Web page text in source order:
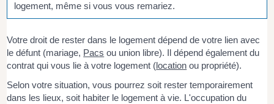
logement, même si vous vous remariez.
Votre droit de rester dans le logement dépend de votre lien avec
le défunt (mariage, Pacs ou union libre). Il dépend également du
contrat qui vous lie à votre logement (location ou propriété).
Selon votre situation, vous pourrez soit rester temporairement
dans les lieux, soit habiter le logement à vie. L'occupation du